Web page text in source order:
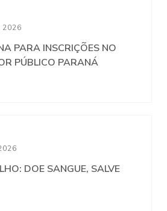
2026
PARA INSCRIÇÕES NO
PÚBLICO PARANÁ
DOE SANGUE, SALVE